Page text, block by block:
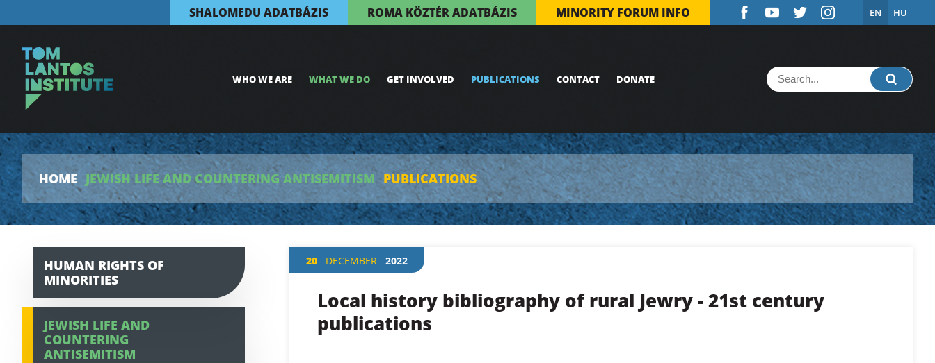
SHALOMEDU ADATBÁZIS ROMA KÖZTÉR ADATBÁZIS MINORITY FORUM INFO EN HU
WHO WE ARE WHAT WE DO GET INVOLVED PUBLICATIONS CONTACT DONATE
HOME JEWISH LIFE AND COUNTERING ANTISEMITISM PUBLICATIONS
HUMAN RIGHTS OF
MINORITIES
JEWISH LIFE AND
COUNTERING
ANTISEMITISM
20 DECEMBER 2022
Local history bibliography of rural Jewry - 21st century
publications